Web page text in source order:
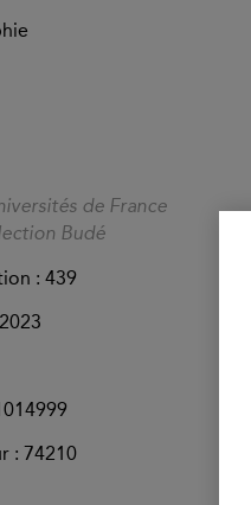
de France
Budé
: 439
: 74210